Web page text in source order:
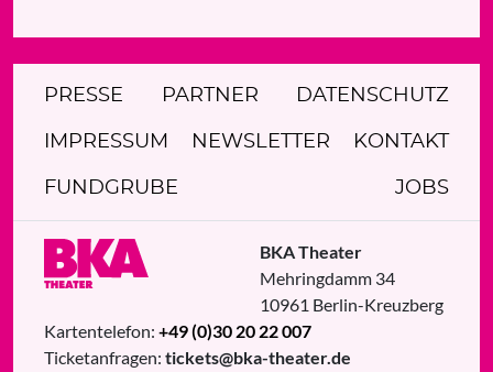
PRESSE PARTNER DATENSCHUTZ
IMPRESSUM NEWSLETTER KONTAKT
FUNDGRUBE JOBS
BKA Theater
Mehringdamm 34
10961 Berlin-Kreuzberg
Kartentelefon: +49 (0)30 20 22 007
Ticketanfragen: tickets@bka-theater.de